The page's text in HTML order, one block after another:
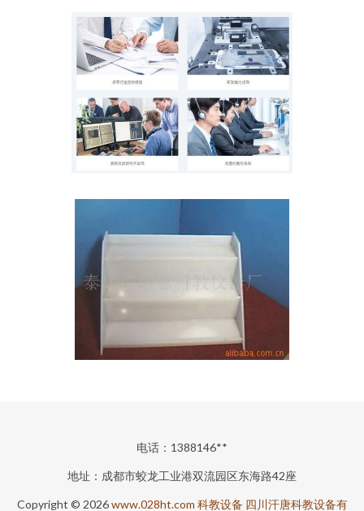
电话：1388146**
地址：成都市蛟龙工业港双流园区东海路42座
Copyright © 2026www.028ht.com 科教设备 四川汗唐科教设备有